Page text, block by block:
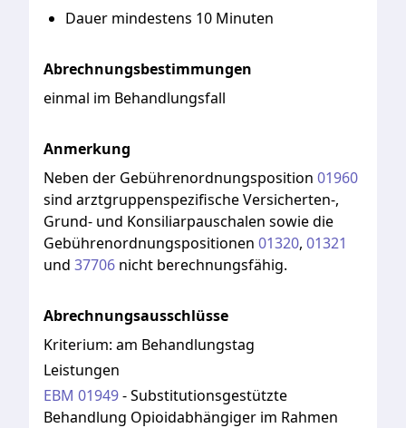
Dauer mindestens 10 Minuten
Abrechnungsbestimmungen
einmal im Behandlungsfall
Anmerkung
Neben der Gebührenordnungsposition 01960
sind arztgruppenspezifischeVersicherten-,
Grund- und Konsiliarpauschalen sowiedie
Gebührenordnungspositionen 01320, 01321
und 37706 nicht berechnungsfähig.
Abrechnungsausschlüsse
Kriterium: am Behandlungstag
Leistungen
EBM 01949-Substitutionsgestützte
Behandlung Opioidabhängiger im Rahmen